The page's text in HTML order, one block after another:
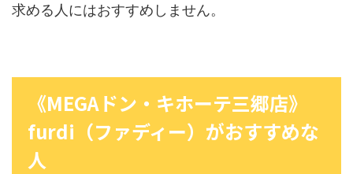
求める人にはおすすめしません。
《MEGAドン・キホーテ三郷店》
furdi（ファディー）がおすすめな
人